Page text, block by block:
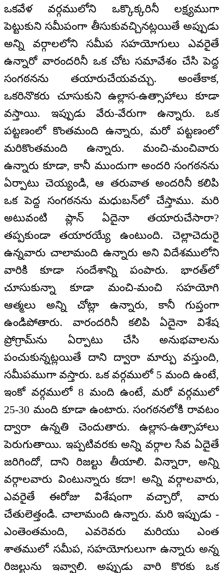
ఒకవేళ వర్గములోని ఒక్కొక్కరినీ లక్ష్యముగా
పెట్టుకుని సమీపంగా తీసుకువచ్చినట్లయితే అప్పుడు
అన్ని వర్గాలలోని సమీప సహయోగులు ఎవరైతే
ఉన్నారో వారందరినీ ఒక చోట సమావేశం చేసి పెద్ద
సంగఠనను తయారుచేయవచ్చు. అంతేకాక,
ఒకరినొకరు చూసుకుని ఉల్లాస-ఉత్సాహాలు కూడా
వస్తాయి. ఇప్పుడు వేరు-వేరుగా ఉన్నారు. ఒక
పట్టణంలో కొంతమంది ఉన్నారు, మరో పట్టణంలో
మరికొంతమంది ఉన్నారు. మంచి-మంచివారు
ఉన్నారు కూడా, కానీ ముందుగా అందరి సంగఠనను
ఏర్పాటు చెయ్యండి, ఆ తరువాత అందరినీ కలిపి
ఒక పెద్ద సంగఠనను మధుబన్‌లో చేస్తాము. మరి
అటువంటి ప్లాన్ ఏదైనా తయారుచేసారా?
తప్పకుండా తయారయ్యే ఉంటుంది. చెల్లాచెదురై
ఉన్నవారు చాలామంది ఉన్నారు అని విదేశములోని
వారికి కూడా సందేశాన్ని పంపారు. భారత్‌లో
చూసుకున్నా కూడా మంచి-మంచి సహయోగి
ఆత్మలు అన్ని చోట్లా ఉన్నారు, కానీ గుప్తంగా
ఉండిపోతారు. వారందరినీ కలిపి ఏదైనా విశేష
ప్రోగ్రామ్‌ను ఏర్పాటు చేసి అనుభవాలను
పంచుకున్నట్లయితే దాని ద్వారా మార్పు వస్తుంది,
సమీపముగా వస్తారు. ఒక వర్గములో 5 మంది ఉంటే,
ఇంకో వర్గములో 8 మంది ఉంటే, మరో వర్గములో
25-30 మంది కూడా ఉంటారు. సంగఠనలోకి రావటం
ద్వారా ఉన్నతి చెందుతారు. ఉల్లాస-ఉత్సాహాలు
పెరుగుతాయి. ఇప్పటివరకు అన్ని వర్గాల సేవ ఏదైతే
జరిగిందో, దాని రిజల్టు తీయాలి. విన్నారా, అన్ని
వర్గాలవారు వింటున్నారు కదా! అన్ని వర్గాలవారు,
ఎవరైతే ఈరోజు విశేషంగా వచ్చారో, వారు
చేతులెత్తండి. చాలామంది ఉన్నారు. మరి ఇప్పుడు -
ఎంతెంతమంది, ఎవరెవరు మరియు ఎంత
శాతములో సమీప, సహయోగులుగా ఉన్నారు అన్న
రిజల్టును ఇవ్వాలి. అప్పుడు వారి కొరకు ఒక